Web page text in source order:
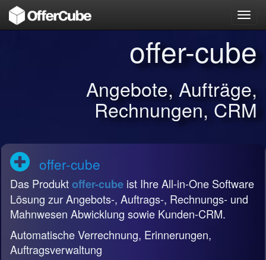
offer-cube
Angebote, Aufträge,
Rechnungen, CRM
offer-cube
Das Produktoffer-cube ist Ihre All-in-One Software
Lösung zur Angebots-, Auftrags-, Rechnungs- und
Mahnwesen Abwicklung sowie Kunden-CRM.
Automatische Verrechnung, Erinnerungen,
Auftragsverwaltung